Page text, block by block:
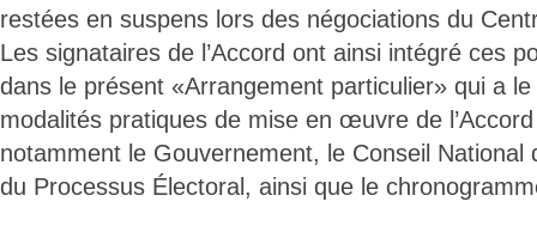
restées en suspens lors des négociations du
Les signataires de l’Accord ont ainsi intégré ces
dans le présent «Arrangement particulier» qui a
modalités pratiques de mise en œuvre de
notamment le Gouvernement, le Conseil National
du Processus Électoral, ainsi que le